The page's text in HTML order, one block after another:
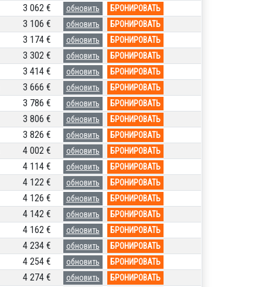
3 062 € обновить БРОНИРОВАТЬ
3 106 € обновить БРОНИРОВАТЬ
3 174 € обновить БРОНИРОВАТЬ
3 302 € обновить БРОНИРОВАТЬ
3 414 € обновить БРОНИРОВАТЬ
3 666 € обновить БРОНИРОВАТЬ
3 786 € обновить БРОНИРОВАТЬ
3 806 € обновить БРОНИРОВАТЬ
3 826 € обновить БРОНИРОВАТЬ
4 002 € обновить БРОНИРОВАТЬ
4 114 € обновить БРОНИРОВАТЬ
4 122 € обновить БРОНИРОВАТЬ
4 126 € обновить БРОНИРОВАТЬ
4 142 € обновить БРОНИРОВАТЬ
4 162 € обновить БРОНИРОВАТЬ
4 234 € обновить БРОНИРОВАТЬ
4 254 € обновить БРОНИРОВАТЬ
4 274 € обновить БРОНИРОВАТЬ